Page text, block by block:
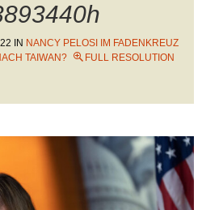
IN NANCY PELOSI IM FADENKREUZ
TAIWAN?
FULL RESOLUTION